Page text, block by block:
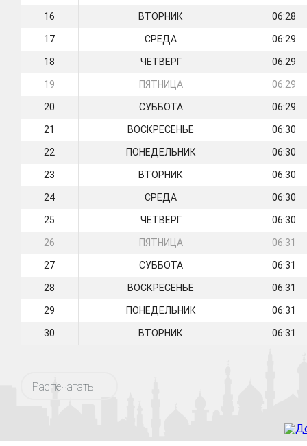
16 ВТОРНИК 06:28
17 СРЕДА 06:29
18 ЧЕТВЕРГ 06:29
19 ПЯТНИЦА 06:29
20 СУББОТА 06:29
21 ВОСКРЕСЕНЬЕ 06:30
22 ПОНЕДЕЛЬНИК 06:30
23 ВТОРНИК 06:30
24 СРЕДА 06:30
25 ЧЕТВЕРГ 06:30
26 ПЯТНИЦА 06:31
27 СУББОТА 06:31
28 ВОСКРЕСЕНЬЕ 06:31
29 ПОНЕДЕЛЬНИК 06:31
30 ВТОРНИК 06:31
Распечатать